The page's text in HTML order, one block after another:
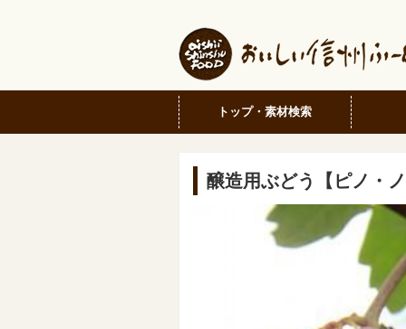
トップ・素材検索
醸造用ぶどう【ピノ・